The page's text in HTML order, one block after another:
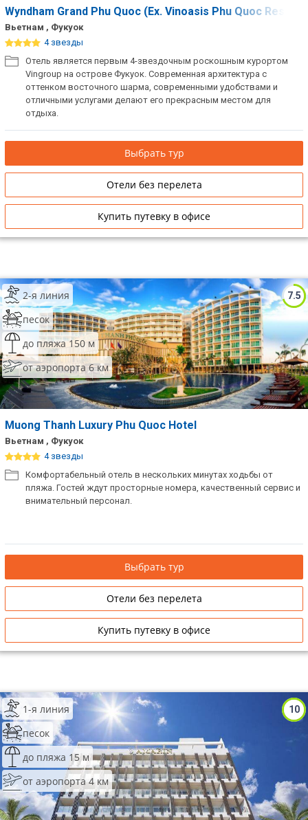
Wyndham Grand Phu Quoc (Ex. Vinoasis Phu Quoc Resort)
Вьетнам , Фукуок
4 звезды
Отель является первым 4-звездочным роскошным курортом
Vingroup на острове Фукуок. Современная архитектура с
оттенком восточного шарма, современными удобствами и
отличными услугами делают его прекрасным местом для
отдыха.
Выбрать тур
Отели без перелета
Купить путевку в офисе
7.5
2-я линия
песок
до пляжа 150 м
от аэропорта 6 км
Muong Thanh Luxury Phu Quoc Hotel
Вьетнам , Фукуок
4 звезды
Комфортабельный отель в нескольких минутах ходьбы от
пляжа. Гостей ждут просторные номера, качественный сервис и
внимательный персонал.
Выбрать тур
Отели без перелета
Купить путевку в офисе
10
1-я линия
песок
до пляжа 15 м
от аэропорта 4 км